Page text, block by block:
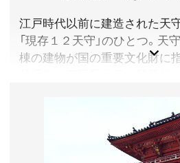
江戸時代以前に建造された天
「現存１２天守」のひとつ。天
棟の建物が国の重要文化財に
料金／松山城 天守：大人520円、
庭園 大人200円、小人100円） ※